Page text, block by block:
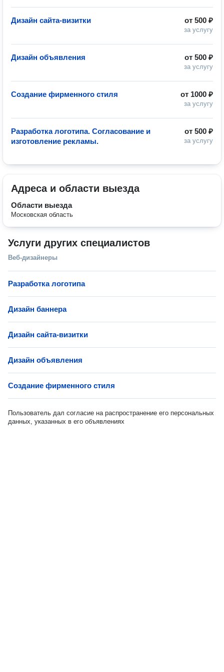
от 500 ₽
за услугу
Дизайн сайта-визитки
от 500 ₽
за услугу
Дизайн объявления
от 1000 ₽
за услугу
Создание фирменного стиля
от 500 ₽
за услугу
Разработка логотипа. Согласование и
изготовление рекламы.
Адреса и области выезда
Области выезда
Московская область
Услуги других специалистов
Веб-дизайнеры
Разработка логотипа
Дизайн баннера
Дизайн сайта-визитки
Дизайн объявления
Создание фирменного стиля
Пользователь дал согласие на распространение его персональных
данных, указанных в его объявлениях